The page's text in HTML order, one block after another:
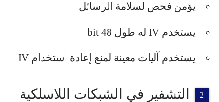
يؤمن فحص لسلامة الرسائل
يستخدم IV له طول 48 bit
يستخدم آليات معينة لمنع إعادة استخدام IV
التشفير في الشبكات اللاسلكية